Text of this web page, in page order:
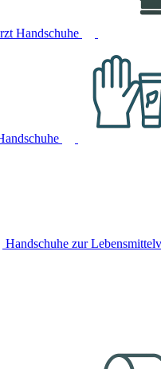
Handschuhe
Handschuhe zur